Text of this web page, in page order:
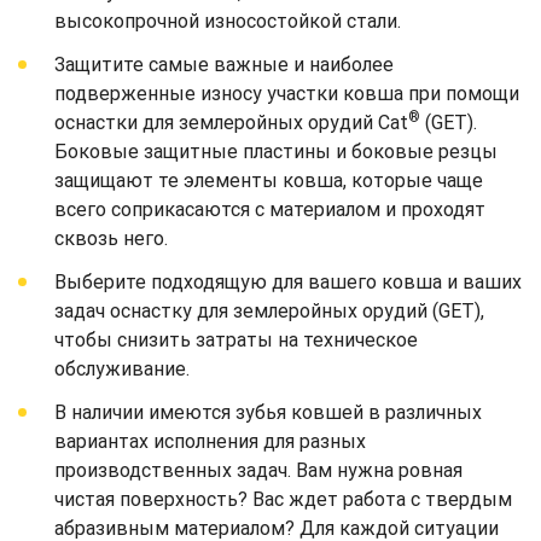
высокопрочной износостойкой стали.
Защитите самые важные и наиболее
подверженные износу участки ковша при помощи
оснастки для землеройных орудий Cat® (GET).
Боковые защитные пластины и боковые резцы
защищают те элементы ковша, которые чаще
всего соприкасаются с материалом и проходят
сквозь него.
Выберите подходящую для вашего ковша и ваших
задач оснастку для землеройных орудий (GET),
чтобы снизить затраты на техническое
обслуживание.
В наличии имеются зубья ковшей в различных
вариантах исполнения для разных
производственных задач. Вам нужна ровная
чистая поверхность? Вас ждет работа с твердым
абразивным материалом? Для каждой ситуации